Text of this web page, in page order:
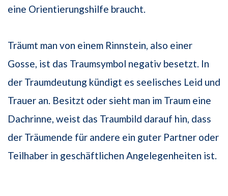
eine Orientierungshilfe braucht.
Träumt man von einem Rinnstein, also einer
Gosse, ist das Traumsymbol negativ besetzt. In
der Traumdeutung kündigt es seelisches Leid und
Trauer an. Besitzt oder sieht man im Traum eine
Dachrinne, weist das Traumbild darauf hin, dass
der Träumende für andere ein guter Partner oder
Teilhaber in geschäftlichen Angelegenheiten ist.